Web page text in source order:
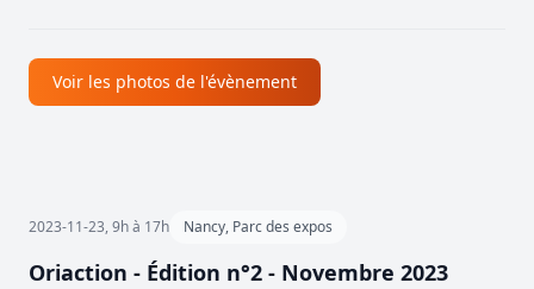
Voir les photos de l'évènement
2023-11-23, 9h à 17h Nancy, Parc des expos
Oriaction - Édition n°2 - Novembre 2023